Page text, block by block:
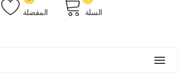
المفضلة السلة